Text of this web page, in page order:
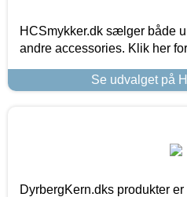
HCSmykker.dk sælger både
andre accessories. Klik her
Se udvalget på
DyrbergKern.dks produkter